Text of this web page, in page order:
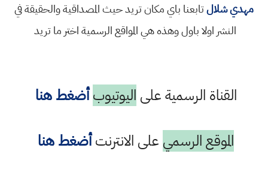
مهدي شلالتابعنا باي مكان تريد حيث المصداقية والحقيقة في
النشر اولا باول وهذه هي المواقع الرسمية اختر ما تريد
القناة الرسمية على اليوتيوب أضغط هنا
الموقع الرسمي على الانترنتأضغط هنا